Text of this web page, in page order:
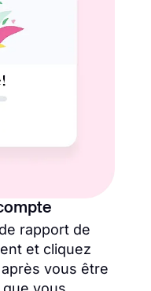
rapport de
et cliquez
vous être